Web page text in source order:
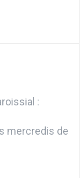
:
mercredis de